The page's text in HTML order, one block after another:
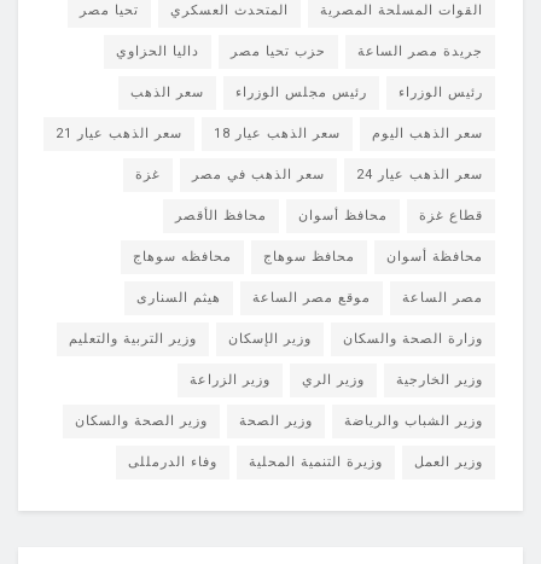
القوات المسلحة المصرية المتحدث العسكري تحيا مصر
جريدة مصر الساعة حزب تحيا مصر داليا الحزاوي
رئيس الوزراء رئيس مجلس الوزراء سعر الذهب
سعر الذهب اليوم سعر الذهب عيار 18 سعر الذهب عيار 21
سعر الذهب عيار 24 سعر الذهب في مصر غزة
قطاع غزة محافظ أسوان محافظ الأقصر
محافظة أسوان محافظ سوهاج محافظه سوهاج
مصر الساعة موقع مصر الساعة هيثم السنارى
وزارة الصحة والسكان وزير الإسكان وزير التربية والتعليم
وزير الخارجية وزير الري وزير الزراعة
وزير الشباب والرياضة وزير الصحة وزير الصحة والسكان
وزير العمل وزيرة التنمية المحلية وفاء الدرمللى